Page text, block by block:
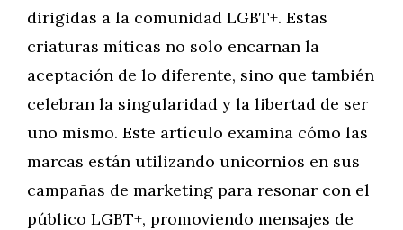
dirigidas a la comunidad LGBT+. Estas
criaturas míticas no solo encarnan la
aceptación de lo diferente, sino que también
celebran la singularidad y la libertad de ser
uno mismo. Este artículo examina cómo las
marcas están utilizando unicornios en sus
campañas de marketing para resonar con el
público LGBT+, promoviendo mensajes de